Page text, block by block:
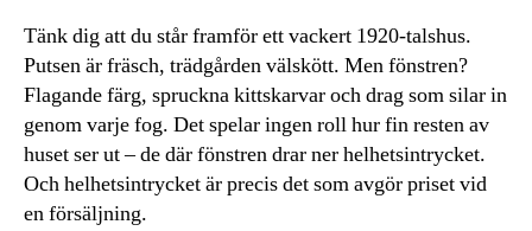
Tänk dig att du står framför ett vackert 1920-talshus.
Putsen är fräsch, trädgården välskött. Men fönstren?
Flagande färg, spruckna kittskarvar och drag som silar in
genom varje fog. Det spelar ingen roll hur fin resten av
huset ser ut – de där fönstren drar ner helhetsintrycket.
Och helhetsintrycket är precis det som avgör priset vid
en försäljning.